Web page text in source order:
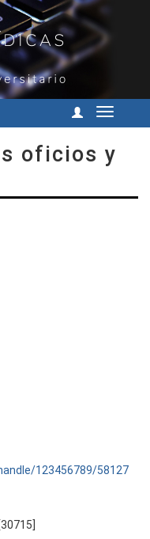
Cambiar
oficios y
123456789/58127
[30715]